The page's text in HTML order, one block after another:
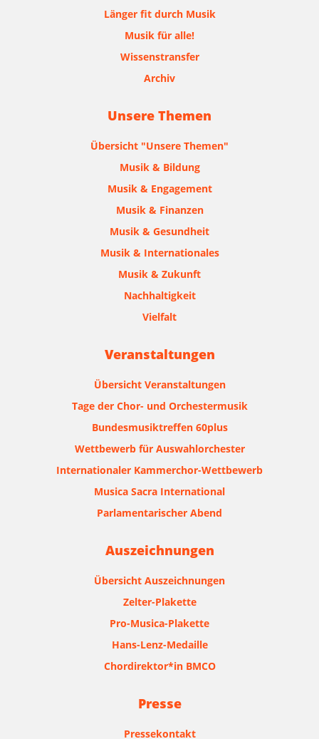
Länger fit durch Musik
Musik für alle!
Wissenstransfer
Archiv
Unsere Themen
Übersicht "Unsere Themen"
Musik & Bildung
Musik & Engagement
Musik & Finanzen
Musik & Gesundheit
Musik & Internationales
Musik & Zukunft
Nachhaltigkeit
Vielfalt
Veranstaltungen
Übersicht Veranstaltungen
Tage der Chor- und Orchestermusik
Bundesmusiktreffen 60plus
Wettbewerb für Auswahlorchester
Internationaler Kammerchor-Wettbewerb
Musica Sacra International
Parlamentarischer Abend
Auszeichnungen
Übersicht Auszeichnungen
Zelter-Plakette
Pro-Musica-Plakette
Hans-Lenz-Medaille
Chordirektor*in BMCO
Presse
Pressekontakt